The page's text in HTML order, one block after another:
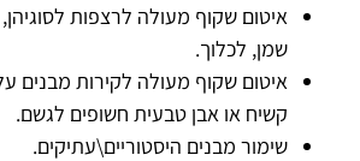
איטום שקוף מעולה לרצפות
שמן, לכלוך.
איטום שקוף מעולה לקירות מבנים על
קשיח או אבן טבעית חשופים לגשם.
שימור מבנים היסטוריים\עתיקים.